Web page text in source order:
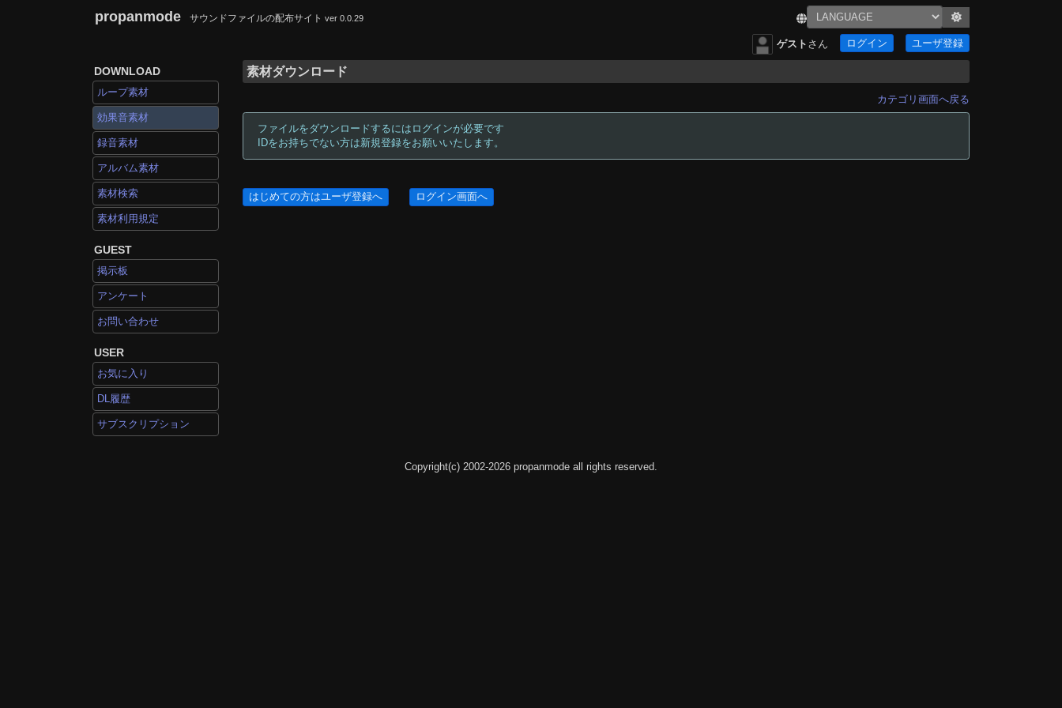
propanmode サウンドファイルの配布サイト ver 0.0.29
ゲスト さん ログイン ユーザ登録
DOWNLOAD
ループ素材
効果音素材
録音素材
アルバム素材
素材検索
素材利用規定
GUEST
掲示板
アンケート
お問い合わせ
USER
お気に入り
DL履歴
サブスクリプション
素材ダウンロード
カテゴリ画面へ戻る
ファイルをダウンロードするにはログインが必要です
IDをお持ちでない方は新規登録をお願いいたします。
はじめての方はユーザ登録へ ログイン画面へ
Copyright(c) 2002-2026 propanmode all rights reserved.